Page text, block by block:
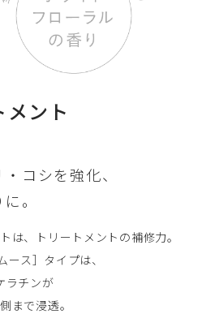
ント
コシを強化、
。
は、トリートメントの補修力。
ス］タイプは、
ラチンが
まで浸透。